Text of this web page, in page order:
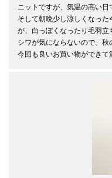
ニットですが、気温の高い日
そして朝晩少し涼しくなっ
が、白っぽくなったり毛羽立
シワが気にならないので、秋
今回も良いお買い物ができて